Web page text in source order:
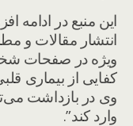
این منبع در ادامه
انتشار مقالات و
ویژه در صفحات
کفایی از بیماری
وی در بازداشت
وارد کند”.